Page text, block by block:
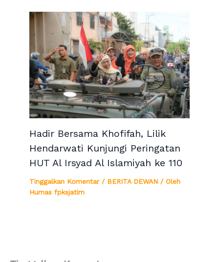
Hadir Bersama Khofifah, Lilik
Hendarwati Kunjungi Peringatan
HUT Al Irsyad Al Islamiyah ke 110
Tinggalkan Komentar / BERITA DEWAN / Oleh
Humas fpksjatim